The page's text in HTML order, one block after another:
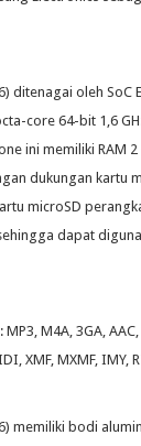
ditenagai oleh SoC
core 64-bit 1,6
ini memiliki RAM
dukungan kartu
microSD
dapat
M4A, 3GA, AAC,
XMF, MXMF, IMY,
memiliki bodi